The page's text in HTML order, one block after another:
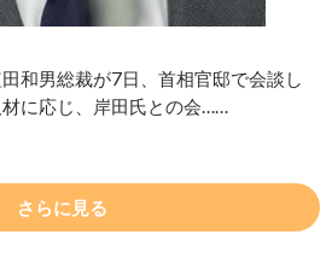
和男総裁が7日、首相官邸で会談し
に応じ、岸田氏との会……
さらに見る